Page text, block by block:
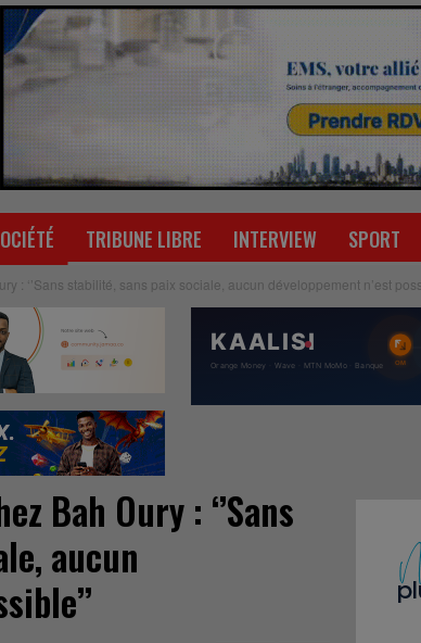
TRIBUNE LIBRE INTERVIEW SPORT
: ‘’Sans stabilité, sans paix sociale, aucun développement n’est
Bah Oury : ‘’Sans
aucun